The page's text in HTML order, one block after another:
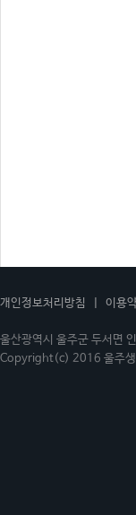
개인정보처리방침 이용
울산광역시 울주군 두서
Copyright(c) 2016 울주